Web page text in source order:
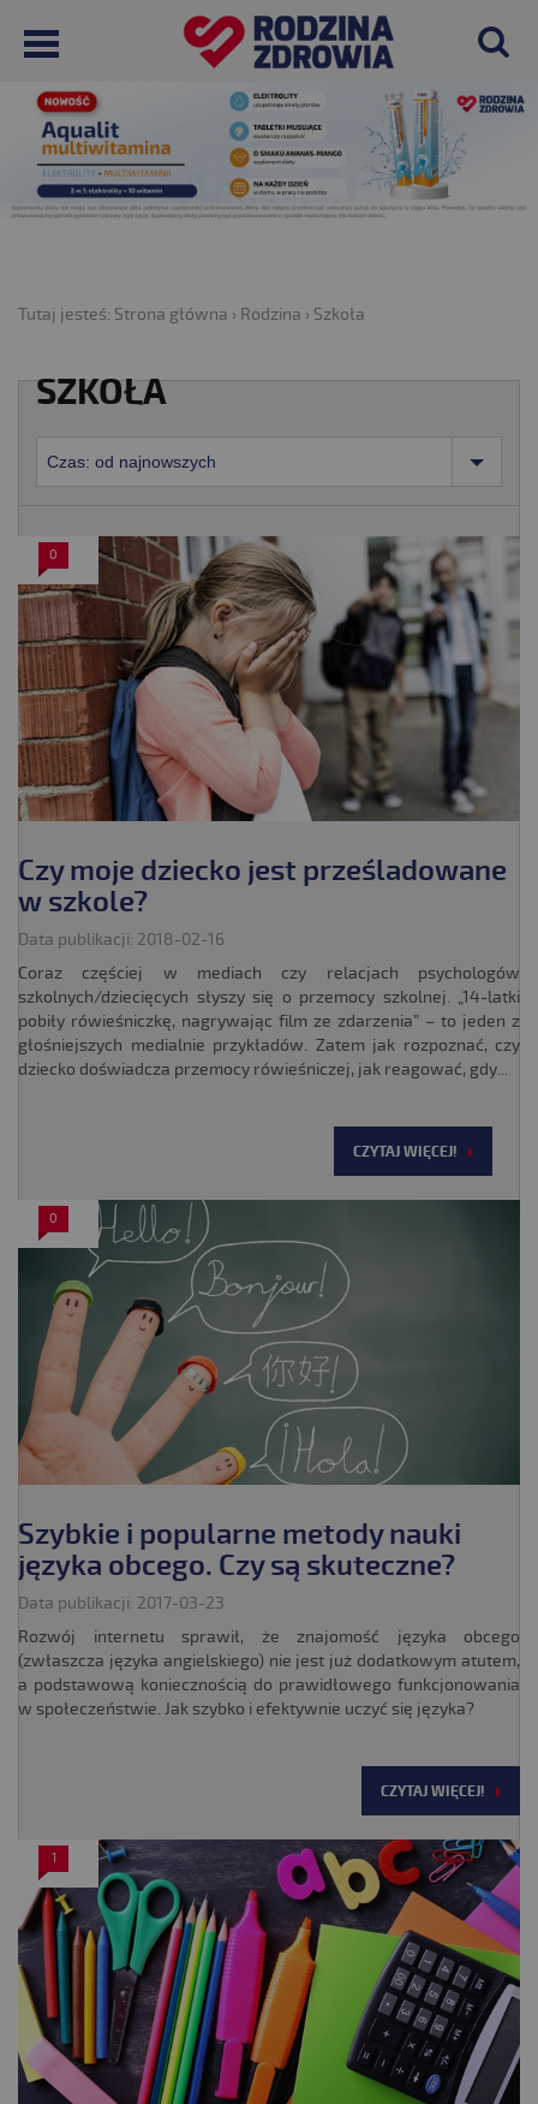
Tutaj jesteś: Strona główna › Rodzina › Szkoła
SZKOŁA
Czas: od najnowszych
0
Czy moje dziecko jest prześladowane
w szkole?
Data publikacji: 2018-02-16
Coraz częściej w mediach czy relacjach psychologów
szkolnych/dziecięcych słyszy się o przemocy szkolnej. „14-latki
pobiły rówieśniczkę, nagrywając film ze zdarzenia” – to jeden z
głośniejszych medialnie przykładów. Zatem jak rozpoznać, czy
dziecko doświadcza przemocy rówieśniczej, jak reagować, gdy...
CZYTAJ WIĘCEJ!
0
Szybkie i popularne metody nauki
języka obcego. Czy są skuteczne?
Data publikacji: 2017-03-23
Rozwój internetu sprawił, że znajomość języka obcego
(zwłaszcza języka angielskiego) nie jest już dodatkowym atutem,
a podstawową koniecznością do prawidłowego funkcjonowania
w społeczeństwie. Jak szybko i efektywnie uczyć się języka?
CZYTAJ WIĘCEJ!
1